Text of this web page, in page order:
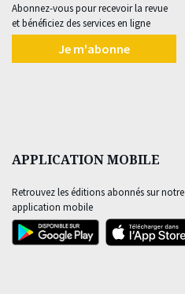
Abonnez-vous pour recevoir la revue
et bénéficiez des services en ligne
Je m'abonne
APPLICATION MOBILE
Retrouvez les éditions abonnés sur notre
application mobile